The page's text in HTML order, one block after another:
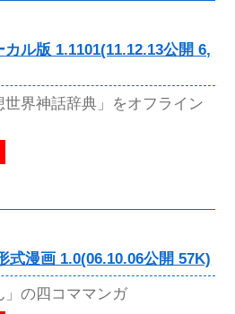
ル版 1.1101(11.12.13公開 6,
界神話辞典」をオフライン
式漫画 1.0(06.10.06公開 57K)
の四コママンガ